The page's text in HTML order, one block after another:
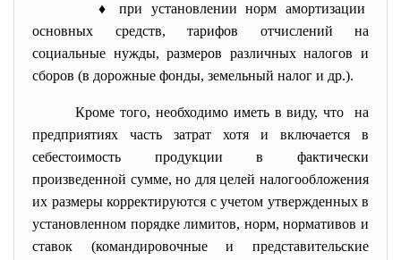
♦ при установлении норм амортизации
основных средств, тарифов отчислений на
социальные нужды, размеров различных налогов и
сборов (в дорожные фонды, земельный налог и др.).
Кроме того, необходимо иметь в виду, что на
предприятиях часть затрат хотя и включается в
себестоимость продукции в фактически
произведенной сумме, но для целей налогообложения
их размеры корректируются с учетом утвержденных в
установленном порядке лимитов, норм, нормативов и
ставок (командировочные и представительские